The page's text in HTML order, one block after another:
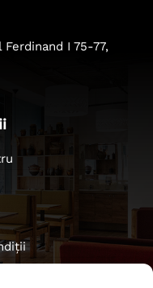
I 75-77,